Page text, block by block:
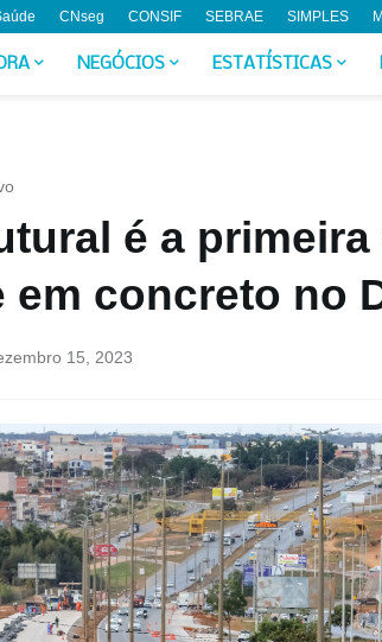
CNseg CONSIF SEBRAE SIMPLES
NEGÓCIOS ESTATÍSTICAS
é a primeira
em concreto no
15, 2023